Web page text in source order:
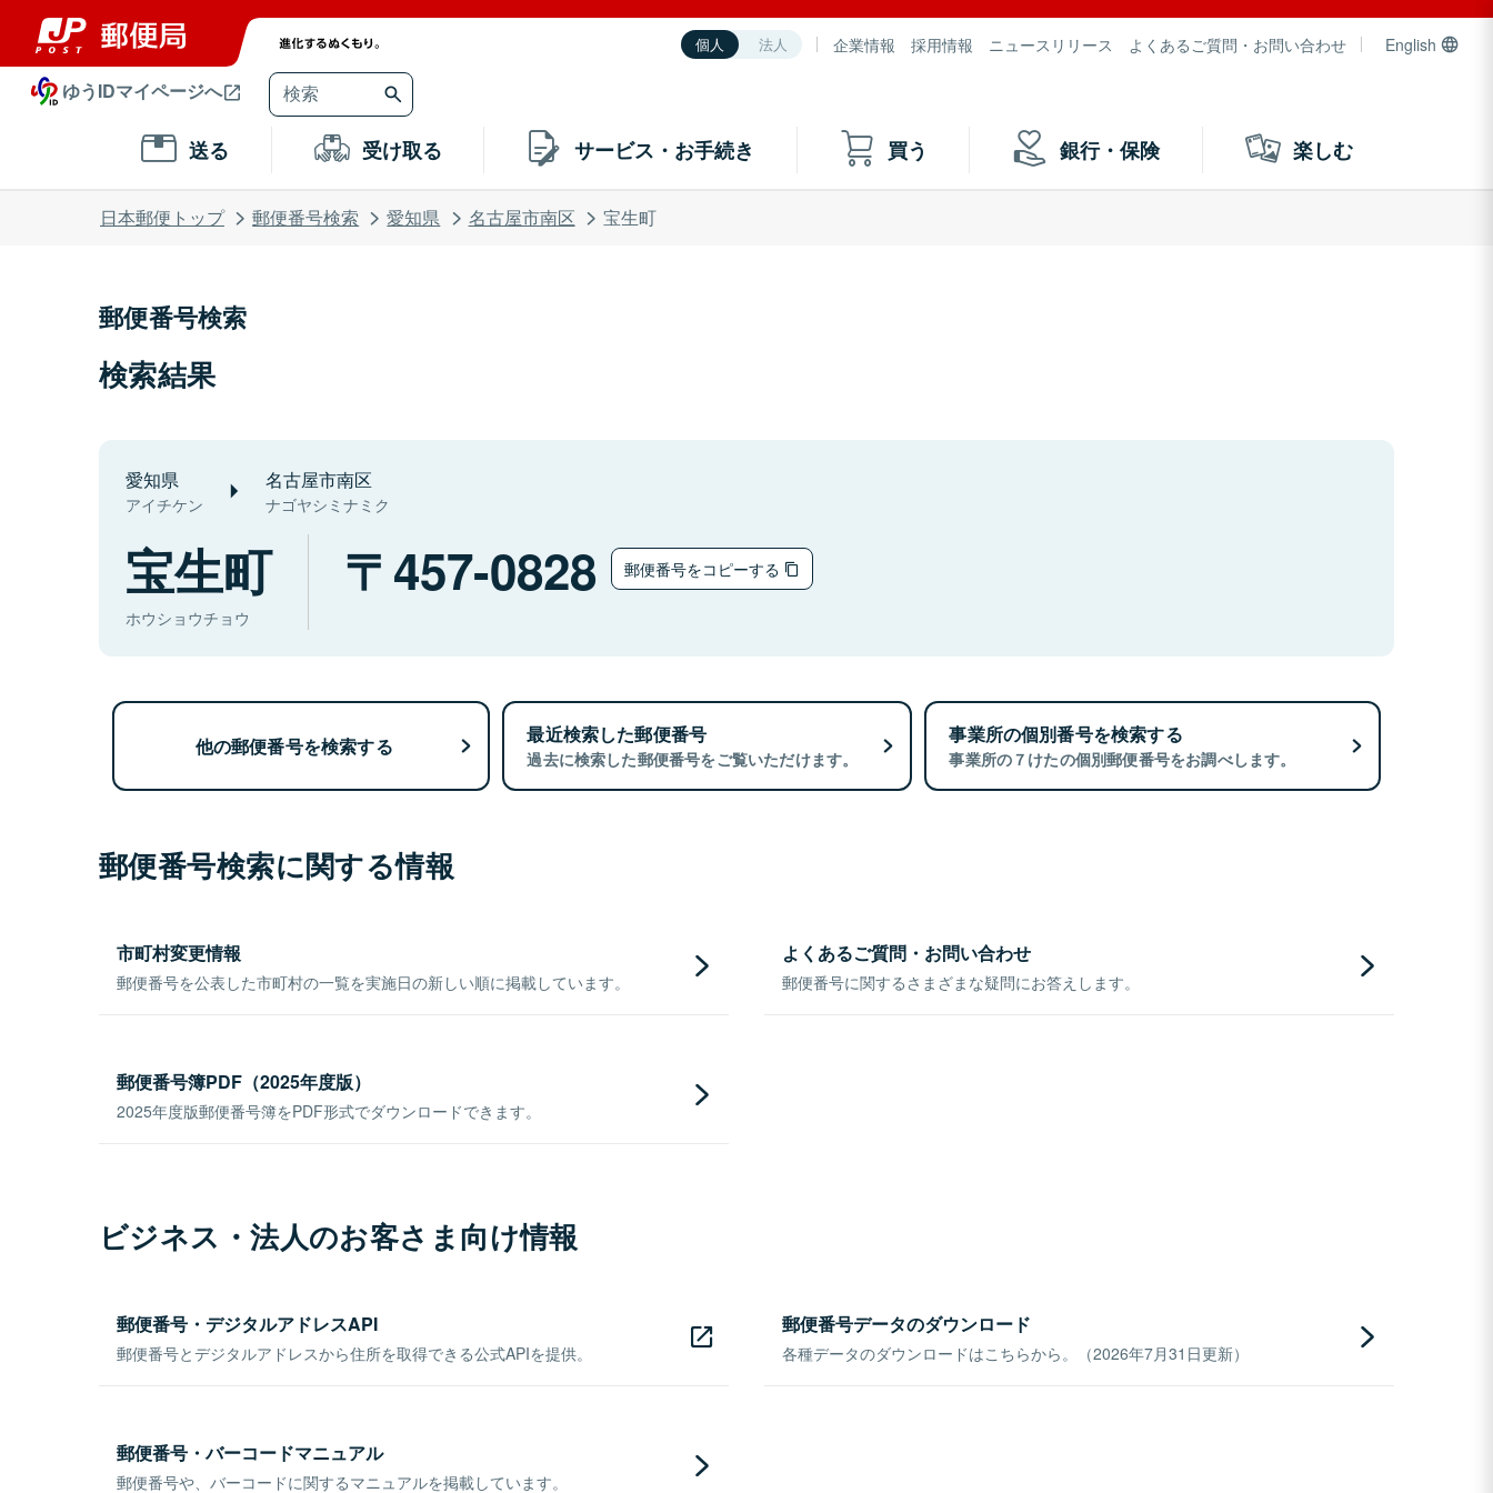
個人 法人 企業情報 採用情報 ニュースリリース よくあるご質問・お問い合わせ English
ゆうIDマイページへ
送る 受け取る サービス・お手続き 買う 銀行・保険 楽しむ
日本郵便トップ 郵便番号検索 愛知県 名古屋市南区 宝生町
郵便番号検索
検索結果
愛知県
アイチケン
名古屋市南区
ナゴヤシミナミク
宝生町
ホウショウチョウ
457-0828 郵便番号をコピーする
他の郵便番号を検索する 最近検索した郵便番号
過去に検索した郵便番号をご覧いただけます。
事業所の個別番号を検索する
事業所の７けたの個別郵便番号をお調べします。
郵便番号検索に関する情報
市町村変更情報
郵便番号を公表した市町村の一覧を実施日の新しい順に掲載しています。
よくあるご質問・お問い合わせ
郵便番号に関するさまざまな疑問にお答えします。
郵便番号簿PDF（2025年度版）
2025年度版郵便番号簿をPDF形式でダウンロードできます。
ビジネス・法人のお客さま向け情報
郵便番号・デジタルアドレスAPI
郵便番号とデジタルアドレスから住所を取得できる公式APIを提供。
郵便番号データのダウンロード
各種データのダウンロードはこちらから。（2026年7月31日更新）
郵便番号・バーコードマニュアル
郵便番号や、バーコードに関するマニュアルを掲載しています。